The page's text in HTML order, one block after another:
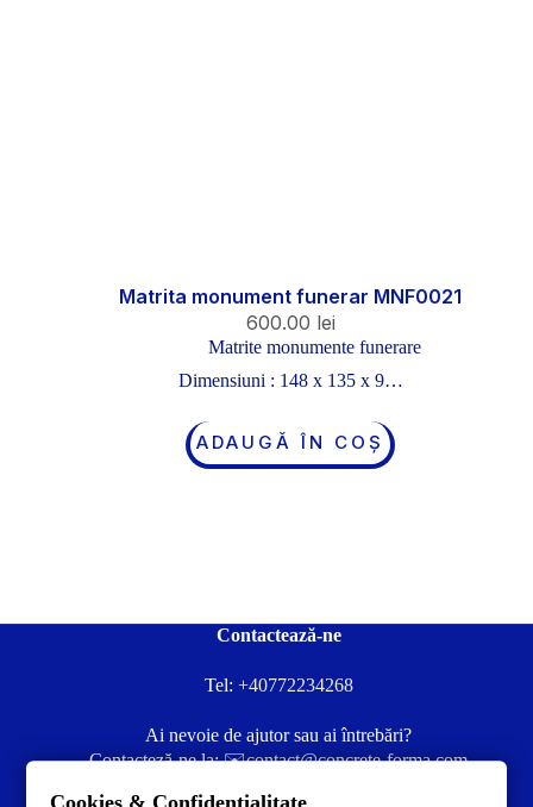
Matrita monument funerar MNF0021
600.00 lei
Matrite monumente funerare
Dimensiuni : 148 x 135 x 9…
ADAUGĂ ÎN COȘ
Contactează-ne
Tel: +40772234268
Ai nevoie de ajutor sau ai întrebări?
Contacteză-ne la:✉️contact@concrete-forma.com
Cookies & Confidentialitate